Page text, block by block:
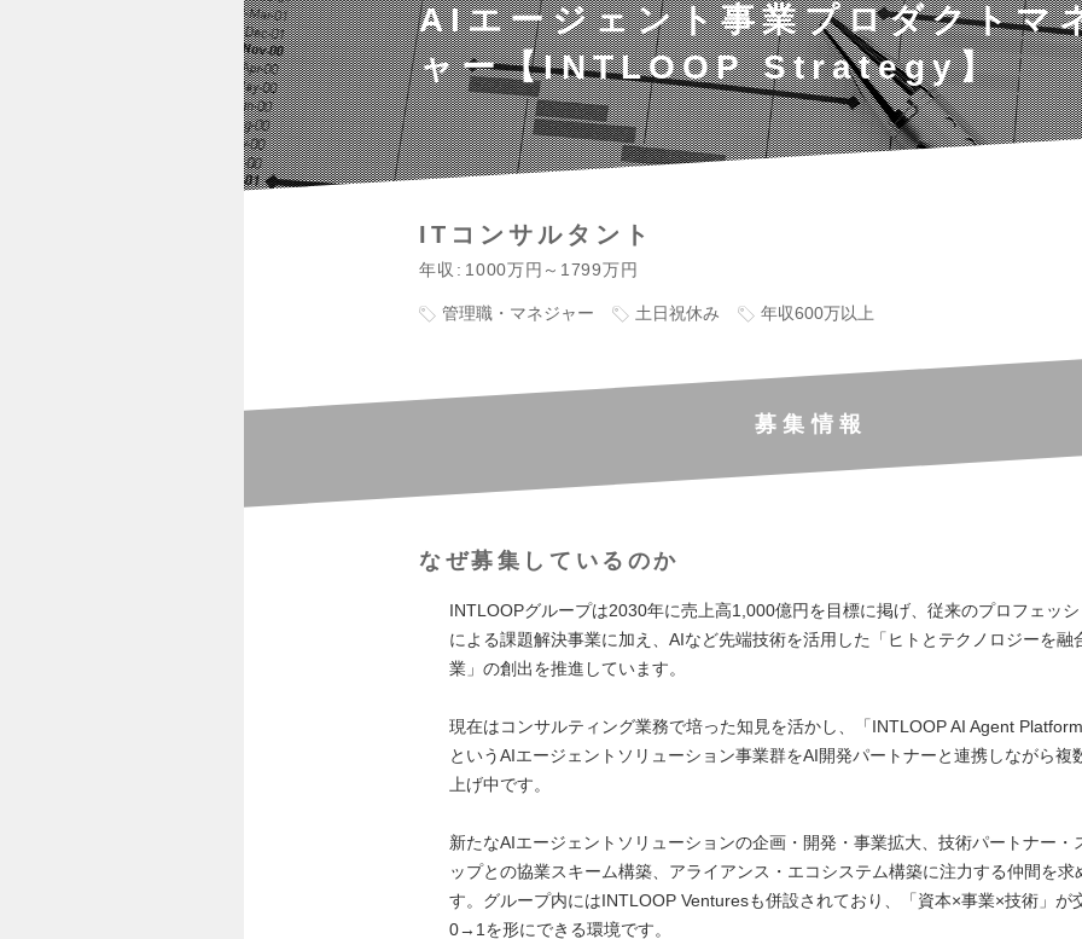
AIエージェント事業プロダクトマ
ャー【INTLOOP Strategy】
ITコンサルタント
年収 1000万円～1799万円
管理職・マネジャー 土日祝休み 年収600万以上
募集情報
なぜ募集しているのか
INTLOOPグループは2030年に売上高1,000億円を目標に掲げ、従来のプロフェッ
による課題解決事業に加え、AIなど先端技術を活用した「ヒトとテクノロジーを融
業」の創出を推進しています。
現在はコンサルティング業務で培った知見を活かし、「INTLOOP AI Agent
というAIエージェントソリューション事業群をAI開発パートナーと連携しながら複
上げ中です。
新たなAIエージェントソリューションの企画・開発・事業拡大、技術パートナー・
ップとの協業スキーム構築、アライアンス・エコシステム構築に注力する仲間を求
す。グループ内にはINTLOOP Venturesも併設されており、「資本×事業×技術」が
0→1を形にできる環境です。